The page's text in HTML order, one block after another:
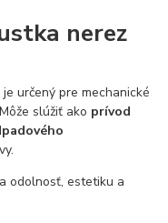
nerez
určený pre mechanické
slúžiť ako prívod
odolnosť, estetiku a